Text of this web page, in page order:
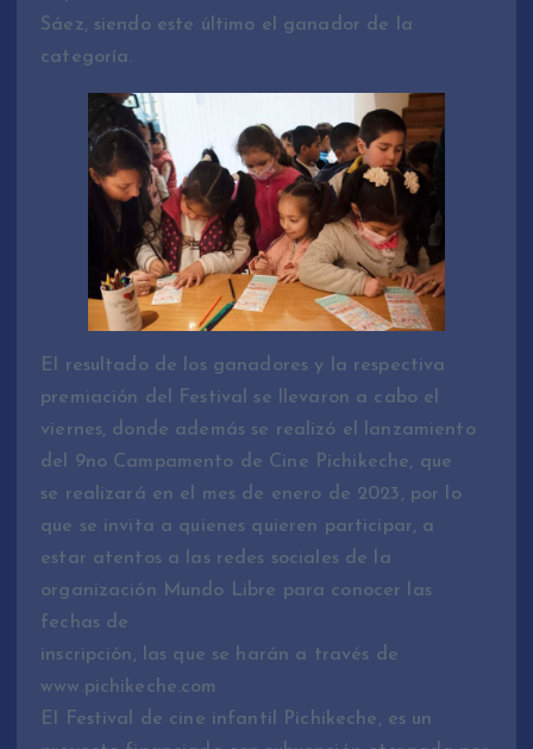
Sáez, siendo este último el ganador de la
categoría.
El resultado de los ganadores y la respectiva
premiación del Festival se llevaron a cabo el
viernes, donde además se realizó el lanzamiento
del 9no Campamento de Cine Pichikeche, que
se realizará en el mes de enero de 2023, por lo
que se invita a quienes quieren participar, a
estar atentos a las redes sociales de la
organización Mundo Libre para conocer las
fechas de
inscripción, las que se harán a través de
www.pichikeche.com
El Festival de cine infantil Pichikeche, es un